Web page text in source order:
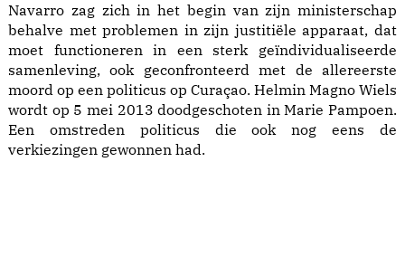
Navarro zag zich in het begin van zijn ministerschap
behalve met problemen in zijn justitiële apparaat, dat
moet functioneren in een sterk geïndividualiseerde
samenleving, ook geconfronteerd met de allereerste
moord op een politicus op Curaçao. Helmin Magno Wiels
wordt op 5 mei 2013 doodgeschoten in Marie Pampoen.
Een omstreden politicus die ook nog eens de
verkiezingen gewonnen had.